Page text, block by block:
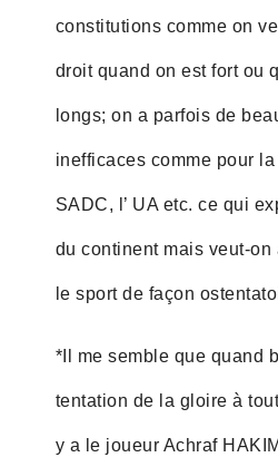
constitutions comme on
droit quand on est fort ou
longs; on a parfois de
inefficaces comme pour
SADC, l’ UA etc. ce qui
du continent mais veut-
le sport de façon
*Il me semble que quand
tentation de la gloire à
y a le joueur Achraf